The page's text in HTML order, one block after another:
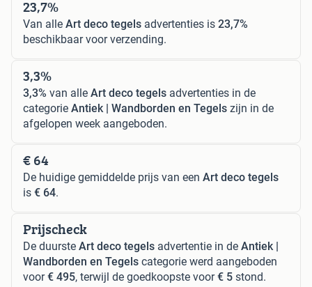
23,7%
Van alle Art deco tegels advertenties is 23,7%
beschikbaar voor verzending.
3,3%
3,3% van alle Art deco tegels advertenties in de
categorie Antiek | Wandborden en Tegels zijn in de
afgelopen week aangeboden.
€ 64
De huidige gemiddelde prijs van een Art deco tegels
is € 64.
Prijscheck
De duurste Art deco tegels advertentie in de Antiek |
Wandborden en Tegels categorie werd aangeboden
voor€ 495, terwijl de goedkoopste voor€ 5 stond.